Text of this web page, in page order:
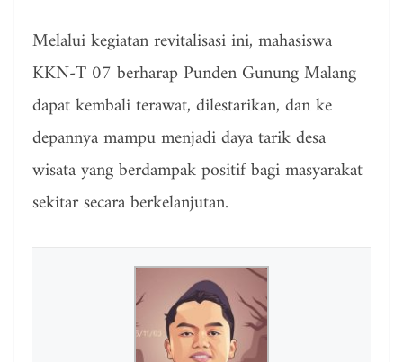
Melalui kegiatan revitalisasi ini, mahasiswa
KKN-T 07 berharap Punden Gunung Malang
dapat kembali terawat, dilestarikan, dan ke
depannya mampu menjadi daya tarik desa
wisata yang berdampak positif bagi masyarakat
sekitar secara berkelanjutan.